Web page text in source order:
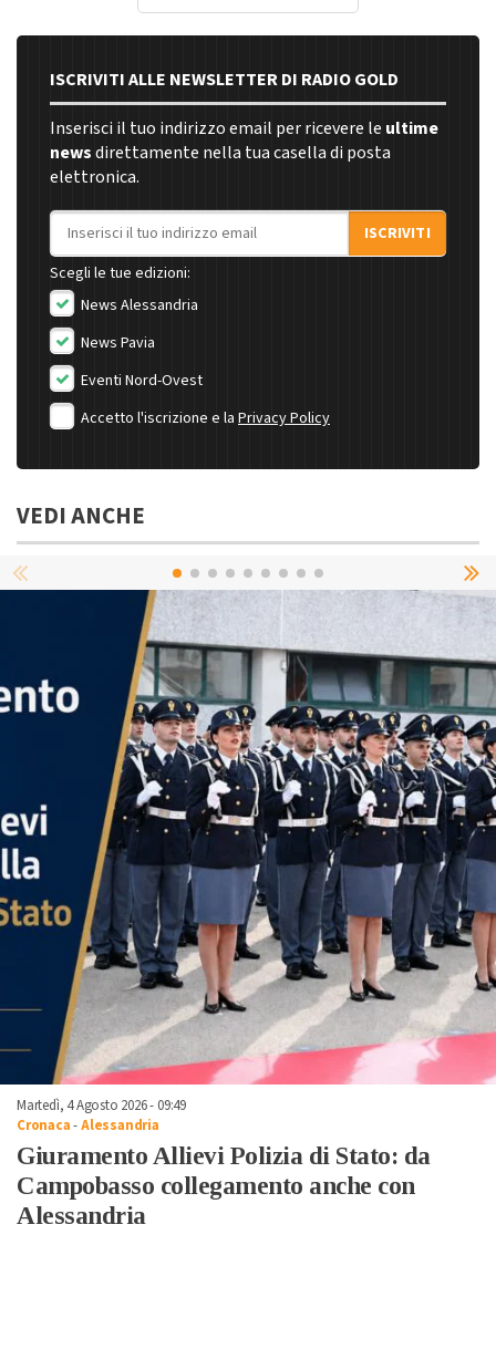
ISCRIVITI ALLE NEWSLETTER DI RADIO GOLD
Inserisci il tuo indirizzo email per ricevere le ultime
newsdirettamente nella tua casella di posta
elettronica.
Indirizzo email
ISCRIVITI
Scegli le tue edizioni:
News Alessandria
News Pavia
Eventi Nord-Ovest
Accetto l'iscrizione e la Privacy Policy
VEDI ANCHE
Martedì, 4 Agosto 2026 - 09:49
Cronaca-Alessandria
Giuramento Allievi Polizia di Stato: da
Campobasso collegamento anche con
Alessandria